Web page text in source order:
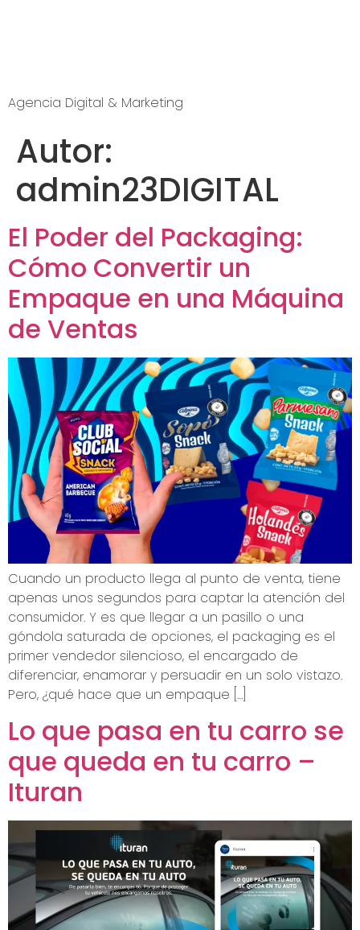
Agencia Digital & Marketing
Autor:
admin23DIGITAL
El Poder del Packaging:
Cómo Convertir un
Empaque en una Máquina
de Ventas
Cuando un producto llega al punto de venta, tiene
apenas unos segundos para captar la atención del
consumidor. Y es que llegar a un pasillo o una
góndola saturada de opciones, el packaging es el
primer vendedor silencioso, el encargado de
diferenciar, enamorar y persuadir en un solo vistazo.
Pero, ¿qué hace que un empaque […]
Lo que pasa en tu carro se
que queda en tu carro –
Ituran